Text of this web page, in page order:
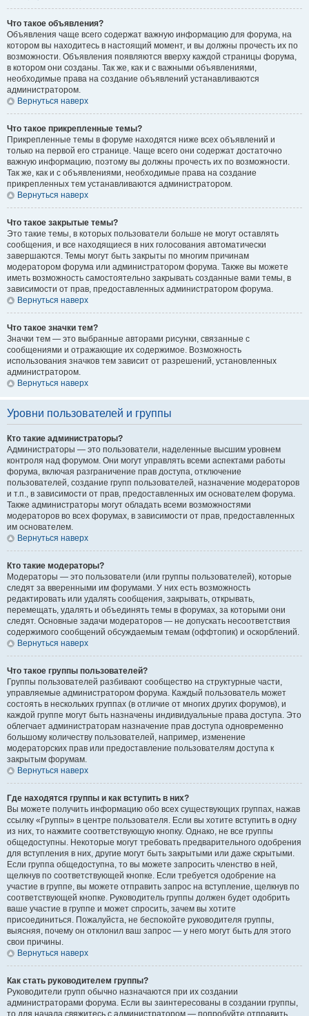
Что такое объявления?
Объявления чаще всего содержат важную информацию для форума, на
котором вы находитесь в настоящий момент, и вы должны прочесть их по
возможности. Объявления появляются вверху каждой страницы форума,
в котором они созданы. Так же, как и с важными объявлениями,
необходимые права на создание объявлений устанавливаются
администратором.
Вернуться наверх
Что такое прикрепленные темы?
Прикрепленные темы в форуме находятся ниже всех объявлений и
только на первой его странице. Чаще всего они содержат достаточно
важную информацию, поэтому вы должны прочесть их по возможности.
Так же, как и с объявлениями, необходимые права на создание
прикрепленных тем устанавливаются администратором.
Вернуться наверх
Что такое закрытые темы?
Это такие темы, в которых пользователи больше не могут оставлять
сообщения, и все находящиеся в них голосования автоматически
завершаются. Темы могут быть закрыты по многим причинам
модератором форума или администратором форума. Также вы можете
иметь возможность самостоятельно закрывать созданные вами темы, в
зависимости от прав, предоставленных администратором форума.
Вернуться наверх
Что такое значки тем?
Значки тем — это выбранные авторами рисунки, связанные с
сообщениями и отражающие их содержимое. Возможность
использования значков тем зависит от разрешений, установленных
администратором.
Вернуться наверх
Уровни пользователей и группы
Кто такие администраторы?
Администраторы — это пользователи, наделенные высшим уровнем
контроля над форумом. Они могут управлять всеми аспектами работы
форума, включая разграничение прав доступа, отключение
пользователей, создание групп пользователей, назначение модераторов
и т.п., в зависимости от прав, предоставленных им основателем форума.
Также администраторы могут обладать всеми возможностями
модераторов во всех форумах, в зависимости от прав, предоставленных
им основателем.
Вернуться наверх
Кто такие модераторы?
Модераторы — это пользователи (или группы пользователей), которые
следят за вверенными им форумами. У них есть возможность
редактировать или удалять сообщения, закрывать, открывать,
перемещать, удалять и объединять темы в форумах, за которыми они
следят. Основные задачи модераторов — не допускать несоответствия
содержимого сообщений обсуждаемым темам (оффтопик) и оскорблений.
Вернуться наверх
Что такое группы пользователей?
Группы пользователей разбивают сообщество на структурные части,
управляемые администратором форума. Каждый пользователь может
состоять в нескольких группах (в отличие от многих других форумов), и
каждой группе могут быть назначены индивидуальные права доступа. Это
облегчает администраторам назначение прав доступа одновременно
большому количеству пользователей, например, изменение
модераторских прав или предоставление пользователям доступа к
закрытым форумам.
Вернуться наверх
Где находятся группы и как вступить в них?
Вы можете получить информацию обо всех существующих группах, нажав
ссылку «Группы» в центре пользователя. Если вы хотите вступить в одну
из них, то нажмите соответствующую кнопку. Однако, не все группы
общедоступны. Некоторые могут требовать предварительного одобрения
для вступления в них, другие могут быть закрытыми или даже скрытыми.
Если группа общедоступна, то вы можете запросить членство в ней,
щелкнув по соответствующей кнопке. Если требуется одобрение на
участие в группе, вы можете отправить запрос на вступление, щелкнув по
соответствующей кнопке. Руководитель группы должен будет одобрить
ваше участие в группе и может спросить, зачем вы хотите
присоединиться. Пожалуйста, не беспокойте руководителя группы,
выясняя, почему он отклонил ваш запрос — у него могут быть для этого
свои причины.
Вернуться наверх
Как стать руководителем группы?
Руководители групп обычно назначаются при их создании
администраторами форума. Если вы заинтересованы в создании группы,
то для начала свяжитесь с администратором — попробуйте отправить